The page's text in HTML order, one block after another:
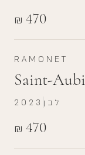
₪ 470
RAMONET
Saint-
₪ 470
2023 לבן